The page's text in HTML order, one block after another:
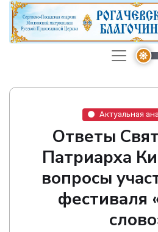
Актуальная
Ответы
Патриарха
вопросы
фестиваля